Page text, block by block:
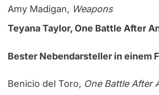
Amy Madigan, Weapons
Teyana Taylor, One Battle After
Bester Nebendarsteller in einem
Benicio del Toro, One Battle After